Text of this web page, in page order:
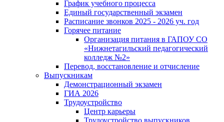
График учебного процесса
Единый государственный экзамен
Расписание звонков 2025 - 2026 уч. год
Горячее питание
Организация питания в ГАПОУ СО
«Нижнетагильский педагогический
колледж №2»
Перевод, восстановление и отчисление
Выпускникам
Демонстрационный экзамен
ГИА 2026
Трудоустройство
Центр карьеры
Трудоустройство выпускников